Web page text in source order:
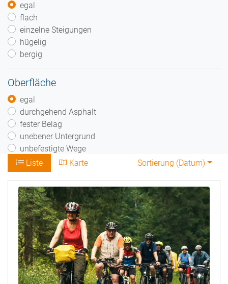
egal
flach
einzelne Steigungen
hügelig
bergig
Oberfläche
egal
durchgehend Asphalt
fester Belag
unebener Untergrund
unbefestigte Wege
Liste
Karte Sortierung (Datum)